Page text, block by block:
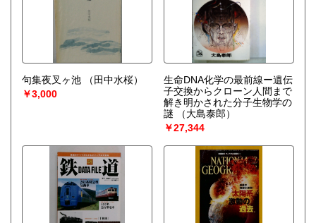
句集夜叉ヶ池
（田中水桜）
￥3,000
生命DNA化学の最前線ー遺伝
子交換からクローン人間まで
解き明かされた分子生物学の
謎
（大島泰郎）
￥27,344